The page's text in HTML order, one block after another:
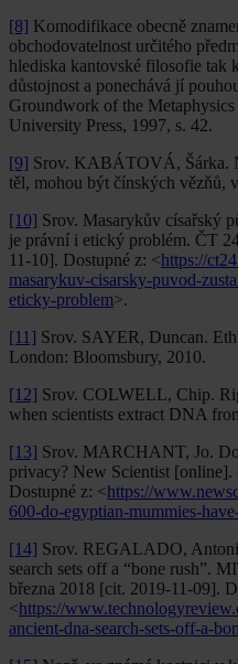
[8] Komodifikace obecně
obchodovatelnost určitého
hlediska kantovské filosofie tak
důstojnost a ponechává jí
Groundwork of the
University Press, 1997, s. 42.
[9] Srov. KABÁTOVÁ, Šárka.
těl, mohou být čínských vězňů,
[10] Srov. Masarykův císařský
je právní i etický problém. ČT
11-10]. Dostupné z: <https://
masarykuv-cisarsky-puvod-
eticky-problem>.
[11] Srov. SAYER, Duncan.
London: Bloomsbury, 2010.
[12] Srov. COLWELL, Chip.
when scientists extract DNA
[13] Srov. MARCHANT, Jo.
privacy? New Scientist
Dostupné z: <https://
600-do-egyptian-mummies-
[14] Srov. REGALADO,
search sets off a “bone rush”.
března 2018 [cit. 2019-11-09].
<https://
ancient-dna-search-sets-off-a-